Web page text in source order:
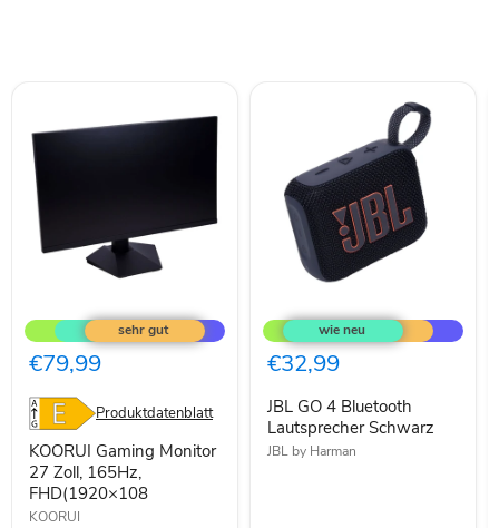
Gaming
Monitor
27
Zoll,
165Hz,
FHD(1920×108
€79,99
Produktdatenblatt
KOORUI Gaming Monitor
27 Zoll, 165Hz,
FHD(1920×108
KOORUI
GO
4
Bluetooth
Lautsprecher
€32,99
JBL GO 4 Bluetooth
Lautsprecher Schwarz
JBL by Harman